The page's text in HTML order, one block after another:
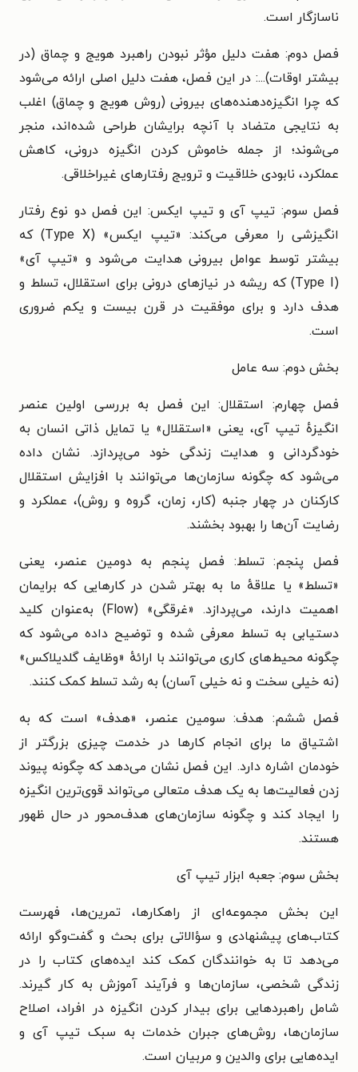
ناسازگار است.
فصل دوم: هفت دلیل مؤثر نبودن راهبرد هویج و چماق (در
بیشتر اوقات)...: در این فصل، هفت دلیل اصلی ارائه می‌شود
که چرا انگیزه‌دهنده‌های بیرونی (روش هویج و چماق) اغلب
به نتایجی متضاد با آنچه برایشان طراحی شده‌اند، منجر
می‌شوند؛ از جمله خاموش کردن انگیزه درونی، کاهش
عملکرد، نابودی خلاقیت و ترویج رفتارهای غیراخلاقی.
فصل سوم: تیپ آی و تیپ ایکس: این فصل دو نوع رفتار
انگیزشی را معرفی می‌کند: «تیپ ایکس» (Type X) که
بیشتر توسط عوامل بیرونی هدایت می‌شود و «تیپ آی»
(Type I) که ریشه در نیازهای درونی برای استقلال، تسلط و
هدف دارد و برای موفقیت در قرن بیست و یکم ضروری
است.
بخش دوم: سه عامل
فصل چهارم: استقلال: این فصل به بررسی اولین عنصر
انگیزهٔ تیپ آی، یعنی «استقلال» یا تمایل ذاتی انسان به
خودگردانی و هدایت زندگی خود می‌پردازد. نشان داده
می‌شود که چگونه سازمان‌ها می‌توانند با افزایش استقلال
کارکنان در چهار جنبه (کار، زمان، گروه و روش)، عملکرد و
رضایت آن‌ها را بهبود بخشند.
فصل پنجم: تسلط: فصل پنجم به دومین عنصر، یعنی
«تسلط» یا علاقهٔ ما به بهتر شدن در کارهایی که برایمان
اهمیت دارند، می‌پردازد. «غرقگی» (Flow) به‌عنوان کلید
دستیابی به تسلط معرفی شده و توضیح داده می‌شود که
چگونه محیط‌های کاری می‌توانند با ارائهٔ «وظایف گلدیلاکس»
(نه خیلی سخت و نه خیلی آسان) به رشد تسلط کمک کنند.
فصل ششم: هدف: سومین عنصر، «هدف» است که به
اشتیاق ما برای انجام کارها در خدمت چیزی بزرگتر از
خودمان اشاره دارد. این فصل نشان می‌دهد که چگونه پیوند
زدن فعالیت‌ها به یک هدف متعالی می‌تواند قوی‌ترین انگیزه
را ایجاد کند و چگونه سازمان‌های هدف‌محور در حال ظهور
هستند.
بخش سوم: جعبه ابزار تیپ آی
این بخش مجموعه‌ای از راهکارها، تمرین‌ها، فهرست
کتاب‌های پیشنهادی و سؤالاتی برای بحث و گفت‌وگو ارائه
می‌دهد تا به خوانندگان کمک کند ایده‌های کتاب را در
زندگی شخصی، سازمان‌ها و فرآیند آموزش به کار گیرند.
شامل راهبردهایی برای بیدار کردن انگیزه در افراد، اصلاح
سازمان‌ها، روش‌های جبران خدمات به سبک تیپ آی و
ایده‌هایی برای والدین و مربیان است.